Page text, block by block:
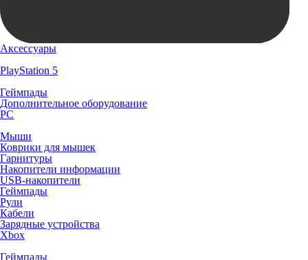
Аксессуары
PlayStation 5
Геймпады
Дополнительное оборудование
PC
Мыши
Коврики для мышек
Гарнитуры
Накопители информации
USB-накопители
Геймпады
Рули
Кабели
Зарядные устройства
Xbox
Геймпады